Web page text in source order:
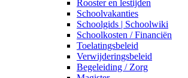
Rooster en lestijden
Schoolvakanties
Schoolgids | Schoolwiki
Schoolkosten / Financiën
Toelatingsbeleid
Verwijderingsbeleid
Begeleiding / Zorg